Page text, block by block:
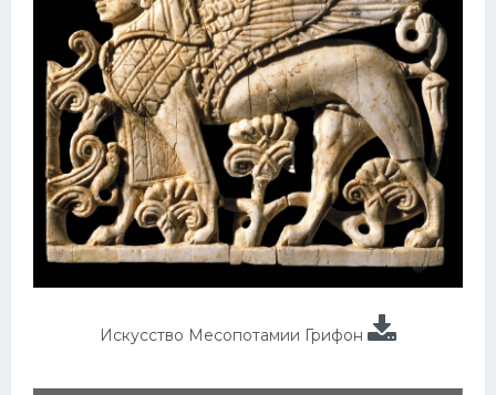
Искусство Месопотамии Грифон